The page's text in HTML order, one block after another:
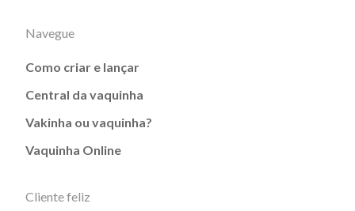
Navegue
Como criar e lançar
Central da vaquinha
Vakinha ou vaquinha?
Vaquinha Online
Cliente feliz